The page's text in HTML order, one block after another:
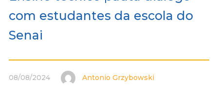
com estudantes da escola do
Senai
08/08/2024 Antonio Grzybowski